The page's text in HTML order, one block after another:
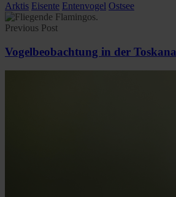
Arktis Eisente Entenvogel Ostsee
Previous Post
Vogelbeobachtung in der Toskana